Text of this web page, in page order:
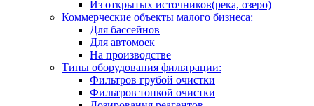
Из открытых источников(река, озеро)
Коммерческие объекты малого бизнеса:
Для бассейнов
Для автомоек
На производстве
Типы оборудования фильтрации:
Фильтров грубой очистки
Фильтров тонкой очистки